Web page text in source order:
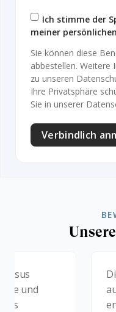
Ich stimme der
meiner
Sie können diese
abbestellen. Weitere
zu unseren
Ihre Privatsphäre
Sie in unserer
Die